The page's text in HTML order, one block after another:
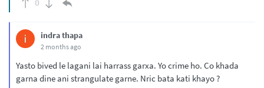
0
indra thapa
2 months ago
Yasto bived le lagani lai harrass garxa. Yo crime ho. Co khada
garna dine ani strangulate garne. Nric bata kati khayo ?